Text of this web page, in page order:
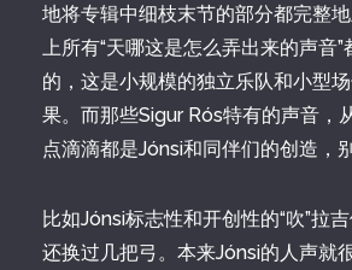
地将专辑中细枝末节的部分都完整
上所有“天哪这是怎么弄出来的声音
的，这是小规模的独立乐队和小型
果。而那些Sigur Rós特有的声音，
点滴滴都是Jónsi和同伴们的创造，
比如Jónsi标志性和开创性的“吹”拉
还换过几把弓。本来Jónsi的人声就